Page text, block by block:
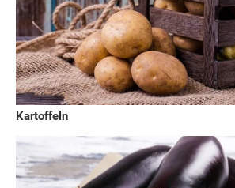
Kartoffeln